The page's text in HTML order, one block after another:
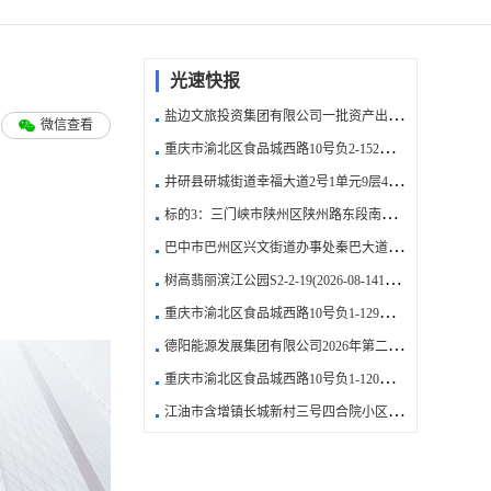
微信查看
光速快报
盐边文旅投资集团有限公司一批资产出租—盐边县桐子林镇月潭街1号82幢2-8(2026-08-1417:00:00)
重庆市渝北区食品城西路10号负2-152车位转让(2026-08-14)
井研县研城街道幸福大道2号1单元9层4号(2026-08-1417:00:00)
标的3：三门峡市陕州区陕州路东段南侧绿色家园33号楼3单元1层0105
巴中市巴州区兴文街道办事处秦巴大道东段5号福锦苑二标段12幢3层2号招租(2026-08-1417:00:00)
树高翡丽滨江公园S2-2-19(2026-08-1417:00:00)
重庆市渝北区食品城西路10号负1-129车位转让(2026-08-14)
德阳能源发展集团有限公司2026年第二批公车处置川FBC273(2026-08-1417:00:00)
重庆市渝北区食品城西路10号负1-120车位转让(2026-08-14)
江油市含增镇长城新村三号四合院小区55栋5楼1号(2026-08-1417:00:00)